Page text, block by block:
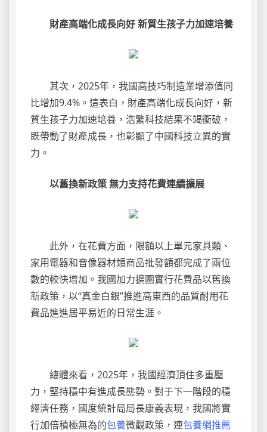
財產高端化成長向好 新質生孩子力加速培養
其次，2025年，我國高技巧制造業增添值同
比增加9.4%。這表白，財產高端化成長向好，新
質生孩子力加速培養，浩繁科技結果不竭衝破，
既帶動了財產成長，也彰顯了中國科技立異的實
力。
以舊換新政策 無力支持花費連續擴展
此外，在花費方面，限額以上單元家具類、
家用電器和音像器材類商品批發額都完成了兩位
數的較快增加。我國加力擴圍實行花費品以舊換
新政策，以“真金白銀”推進高東西的品質耐用花
費品進進居平易近的日常生涯。
總體來看，2025年，我國經濟頂住多重壓
力，堅持穩中有進成長態勢。對于下一階段的穩
經濟任務，國度統計局局長康義表現，我國將實
行加倍積極無為的包養微觀政策，連包養網推薦